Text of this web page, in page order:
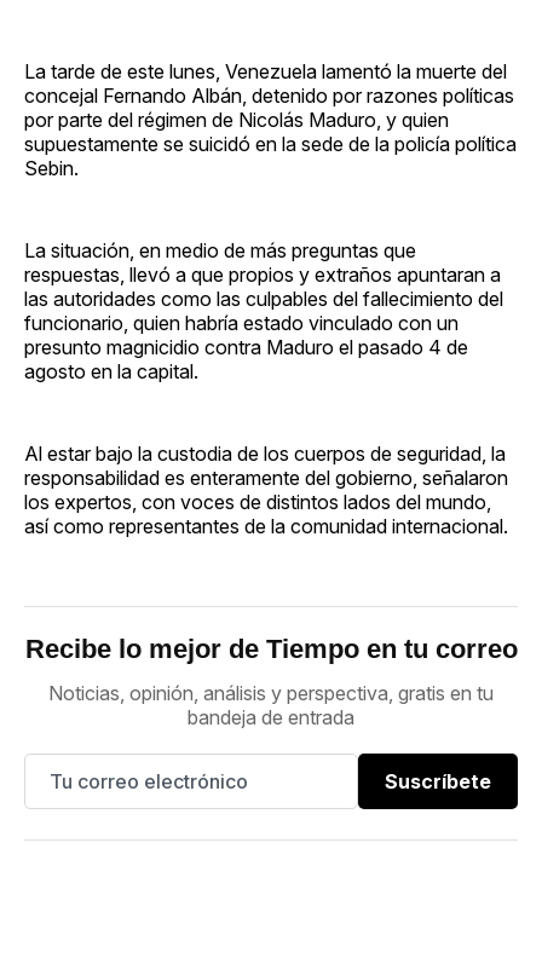
La tarde de este lunes, Venezuela lamentó la muerte del
concejal Fernando Albán, detenido por razones políticas
por parte del régimen de Nicolás Maduro, y quien
supuestamente se suicidó en la sede de la policía política
Sebin.
La situación, en medio de más preguntas que
respuestas, llevó a que propios y extraños apuntaran a
las autoridades como las culpables del fallecimiento del
funcionario, quien habría estado vinculado con un
presunto magnicidio contra Maduro el pasado 4 de
agosto en la capital.
Al estar bajo la custodia de los cuerpos de seguridad, la
responsabilidad es enteramente del gobierno, señalaron
los expertos, con voces de distintos lados del mundo,
así como representantes de la comunidad internacional.
Recibe lo mejor de Tiempo en tu correo
Noticias, opinión, análisis y perspectiva, gratis en tu
bandeja de entrada
Suscríbete